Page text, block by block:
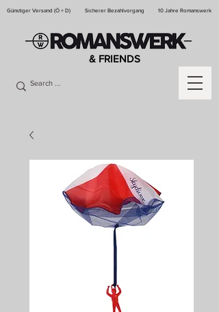
Günstiger Versand (Ö + D) Sicherer Bezahlvorgang 10 Jahre Romanswerk
& FRIENDS